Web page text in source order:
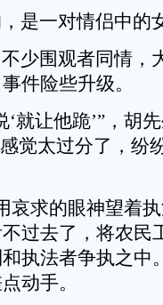
是一对情侣中的
少围观者同情，
件险些升级。
就让他跪’”，胡
觉太过分了，纷
求的眼神望着
过去了，将农民
执法者争执之中
动手。